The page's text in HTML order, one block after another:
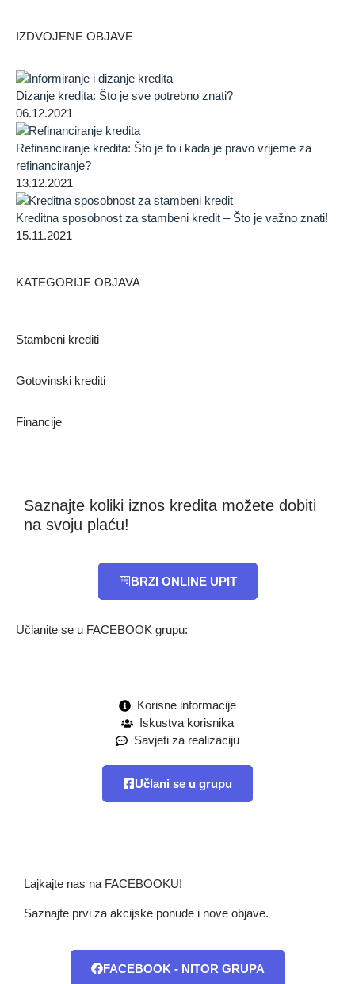
IZDVOJENE OBJAVE
Dizanje kredita: Što je sve potrebno znati?
06.12.2021
Refinanciranje kredita: Što je to i kada je pravo vrijeme za
refinanciranje?
13.12.2021
Kreditna sposobnost za stambeni kredit – Što je važno znati!
15.11.2021
KATEGORIJE OBJAVA
Stambeni krediti
Gotovinski krediti
Financije
Saznajte koliki iznos kredita možete dobiti
na svoju plaću!
BRZI ONLINE UPIT
Učlanite se u FACEBOOK grupu:
Korisne informacije
Iskustva korisnika
Savjeti za realizaciju
Učlani se u grupu
Lajkajte nas na FACEBOOKU!
Saznajte prvi za akcijske ponude i nove objave.
FACEBOOK - NITOR GRUPA